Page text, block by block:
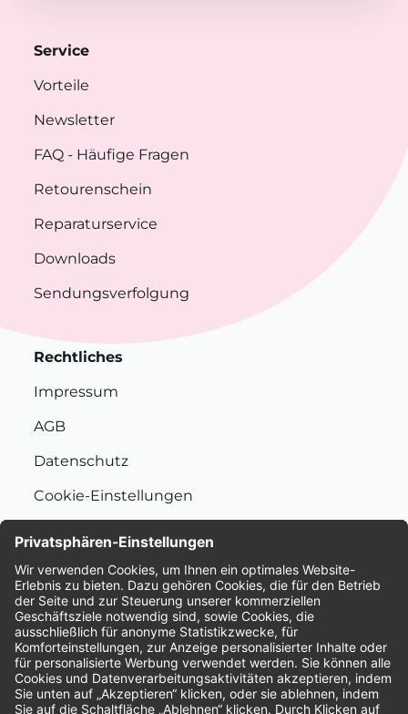
Service
Vorteile
Newsletter
FAQ - Häufige Fragen
Retourenschein
Reparaturservice
Downloads
Sendungsverfolgung
Rechtliches
Impressum
AGB
Datenschutz
Cookie-Einstellungen
Bewertungen